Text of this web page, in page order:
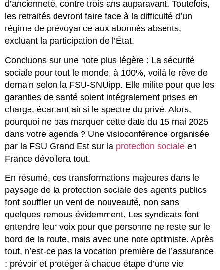
d’ancienneté, contre trois ans auparavant. Toutefois,
les retraités devront faire face à la difficulté d’un
régime de prévoyance aux abonnés absents,
excluant la participation de l’État.
Concluons sur une note plus légère : La sécurité
sociale pour tout le monde, à 100%, voilà le rêve de
demain selon la FSU-SNUipp. Elle milite pour que les
garanties de santé soient intégralement prises en
charge, écartant ainsi le spectre du privé. Alors,
pourquoi ne pas marquer cette date du 15 mai 2025
dans votre agenda ? Une visioconférence organisée
par la FSU Grand Est sur la protection sociale en
France dévoilera tout.
En résumé, ces transformations majeures dans le
paysage de la protection sociale des agents publics
font souffler un vent de nouveauté, non sans
quelques remous évidemment. Les syndicats font
entendre leur voix pour que personne ne reste sur le
bord de la route, mais avec une note optimiste. Après
tout, n’est-ce pas la vocation première de l’assurance
: prévoir et protéger à chaque étape d’une vie